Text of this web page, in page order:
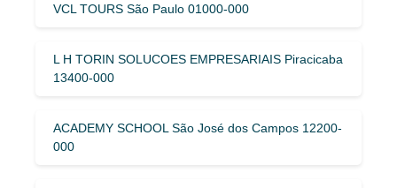
VCL TOURS São Paulo 01000-000
L H TORIN SOLUCOES EMPRESARIAIS Piracicaba
13400-000
ACADEMY SCHOOL São José dos Campos 12200-
000